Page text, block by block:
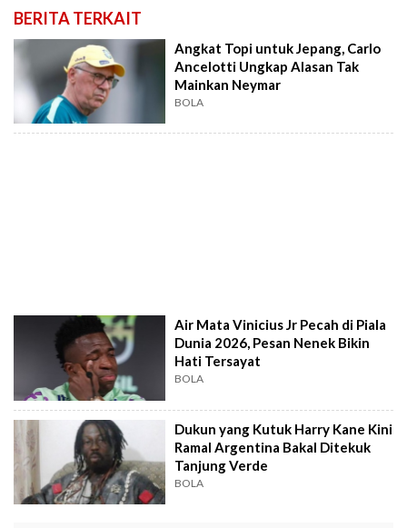
BERITA TERKAIT
Angkat Topi untuk Jepang, Carlo
Ancelotti Ungkap Alasan Tak
Mainkan Neymar
BOLA
Air Mata Vinicius Jr Pecah di Piala
Dunia 2026, Pesan Nenek Bikin
Hati Tersayat
BOLA
Dukun yang Kutuk Harry Kane Kini
Ramal Argentina Bakal Ditekuk
Tanjung Verde
BOLA